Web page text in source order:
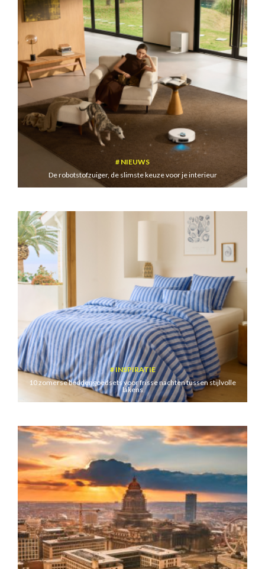
NIEUWS
De robotstofzuiger, de slimste keuze voor je interieur
INSPIRATIE
10 zomerse beddengoedsets voor frisse nachten tussen stijlvolle
lakens